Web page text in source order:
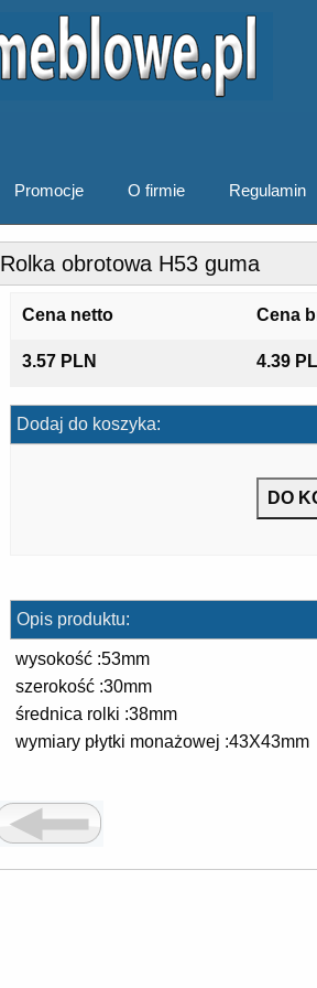
Promocje O firmie Regulamin
Rolka obrotowa H53 guma
Cena netto Cena
3.57 PLN 4.39
Dodaj do koszyka:
Opis produktu:
wysokość :53mm
szerokość :30mm
średnica rolki :38mm
wymiary płytki monażowej :43X43mm